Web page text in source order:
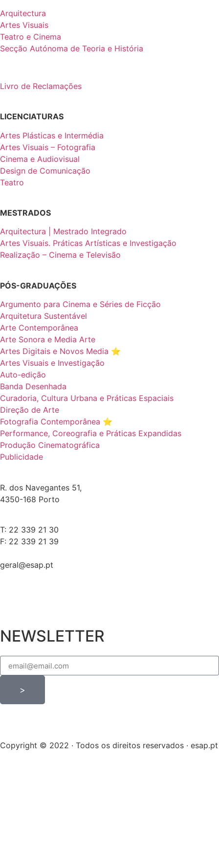
Arquitectura
Artes Visuais
Teatro e Cinema
Secção Autónoma de Teoria e História
Livro de Reclamações
LICENCIATURAS
Artes Plásticas e Intermédia
Artes Visuais – Fotografia
Cinema e Audiovisual
Design de Comunicação
Teatro
MESTRADOS
Arquitectura | Mestrado Integrado
Artes Visuais. Práticas Artísticas e Investigação
Realização – Cinema e Televisão
PÓS-GRADUAÇÕES
Argumento para Cinema e Séries de Ficção
Arquitetura Sustentável
Arte Contemporânea
Arte Sonora e Media Arte
Artes Digitais e Novos Media ⭐️
Artes Visuais e Investigação
Auto-edição
Banda Desenhada
Curadoria, Cultura Urbana e Práticas Espaciais
Direção de Arte
Fotografia Contemporânea ⭐️
Performance, Coreografia e Práticas Expandidas
Produção Cinematográfica
Publicidade
R. dos Navegantes 51,
4350-168 Porto
T: 22 339 21 30
F: 22 339 21 39
geral@esap.pt
NEWSLETTER
>
Copyright © 2022 · Todos os direitos reservados · esap.pt